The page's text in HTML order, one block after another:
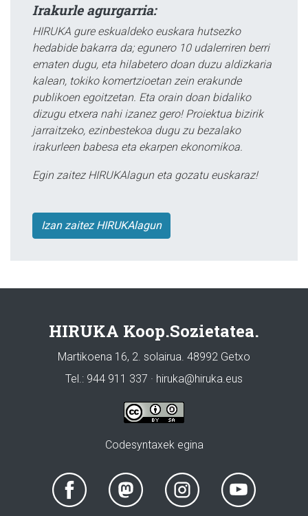
Irakurle agurgarria:
HIRUKA gure eskualdeko euskara hutsezko
hedabide bakarra da; egunero 10 udalerriren berri
ematen dugu, eta hilabetero doan duzu aldizkaria
kalean, tokiko komertzioetan zein erakunde
publikoen egoitzetan. Eta orain doan bidaliko
dizugu etxera nahi izanez gero! Proiektua bizirik
jarraitzeko, ezinbestekoa dugu zu bezalako
irakurleen babesa eta ekarpen ekonomikoa.
Egin zaitez HIRUKAlagun eta gozatu euskaraz!
Izan zaitez HIRUKAlagun
HIRUKA Koop.Sozietatea.
Martikoena 16, 2. solairua. 48992 Getxo
Tel.: 944 911 337 · hiruka@hiruka.eus
Codesyntaxek egina